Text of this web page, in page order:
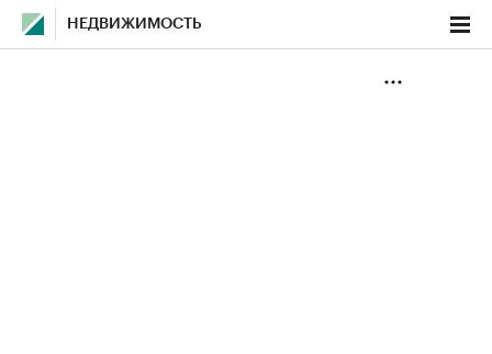
НЕДВИЖИМОСТЬ